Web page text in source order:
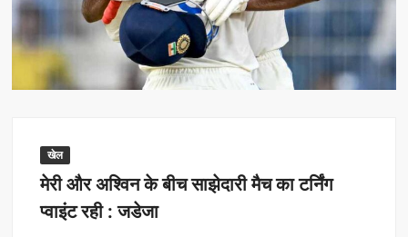
खेल
मेरी और अश्विन के बीच साझेदारी मैच का टर्निंग
प्वाइंट रही : जडेजा